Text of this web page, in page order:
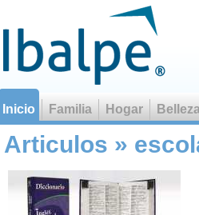
Inicio Familia Hogar
Articulos »